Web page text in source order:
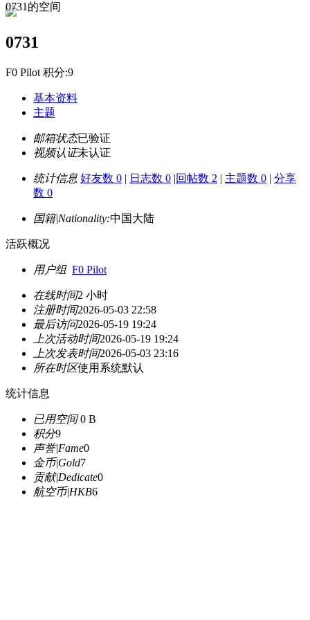
0731的空间
0731
F0 Pilot 积分:9
基本资料
主题
邮箱状态已验证
视频认证未认证
统计信息 好友数 0 | 日志数 0 |回帖数 2 | 主题数 0 | 分享
数 0
国籍|Nationality:中国大陆
活跃概况
用户组 F0 Pilot
在线时间2 小时
注册时间2026-05-03 22:58
最后访问2026-05-19 19:24
上次活动时间2026-05-19 19:24
上次发表时间2026-05-03 23:16
所在时区使用系统默认
统计信息
已用空间0 B
积分9
声誉|Fame0
金币|Gold7
贡献|Dedicate0
航空币|HKB6